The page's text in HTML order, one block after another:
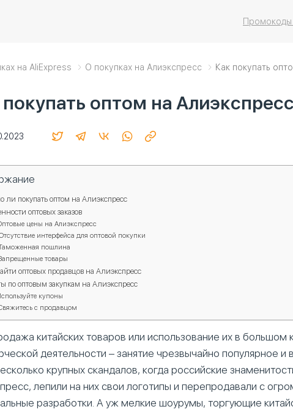
Промокоды
на AliExpress О покупках на Алиэкспресс Как покупать
оптом на Алиэкспресс
ли покупать оптом на Алиэкспресс
оптовых заказов
цены на Алиэкспресс
интерфейса для оптовой покупки
пошлина
товары
оптовых продавцов на Алиэкспресс
по оптовым закупкам на Алиэкспресс
купоны
с продавцом
китайских товаров или использование их в большом
деятельности – занятие чрезвычайно популярное и
крупных скандалов, когда российские
лепили на них свои логотипы и перепродавали с
разработки. А уж мелкие шоурумы, торгующие